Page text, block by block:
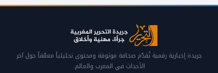
جريدة إخبارية رقمية تُقدّم صحافة موثوقة ومحتوى تحليلياً معمّقاً حول آخر
الأحداث في المغرب والعالم.